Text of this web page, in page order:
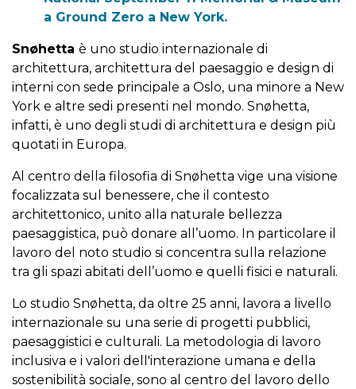
a Ground Zero a New York.
Snøhetta è uno studio internazionale di
architettura, architettura del paesaggio e design di
interni con sede principale a Oslo, una minore a New
York e altre sedi presenti nel mondo. Snøhetta,
infatti, è uno degli studi di architettura e design più
quotati in Europa.
Al centro della filosofia di Snøhetta vige una visione
focalizzata sul benessere, che il contesto
architettonico, unito alla naturale bellezza
paesaggistica, può donare all’uomo. In particolare il
lavoro del noto studio si concentra sulla relazione
tra gli spazi abitati dell’uomo e quelli fisici e naturali.
Lo studio Snøhetta, da oltre 25 anni, lavora a livello
internazionale su una serie di progetti pubblici,
paesaggistici e culturali. La metodologia di lavoro
inclusiva e i valori dell'interazione umana e della
sostenibilità sociale, sono al centro del lavoro dello